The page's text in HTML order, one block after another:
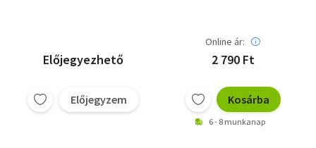
Előjegyezhető
Előjegyzem
Online ár:
2 790 Ft
Kosárba
6 - 8 munkanap